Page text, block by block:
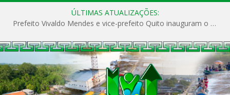
ÚLTIMAS ATUALIZAÇÕES:
Prefeito Vivaldo Mendes e vice-prefeito Quito inauguram o CAPS e fortalecem a saúde pública em Anajás.